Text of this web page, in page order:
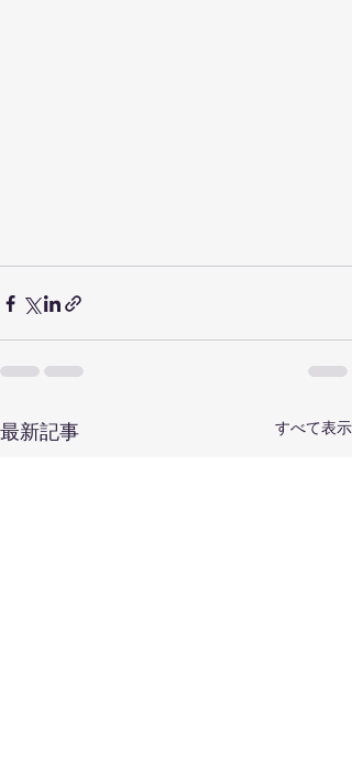
最新記事 すべて表示